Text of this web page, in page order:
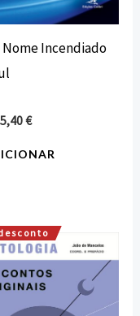
Nome Incendiado
5,40€
O
preço
original
era:
O
preço
atual
é:
13,50 €.